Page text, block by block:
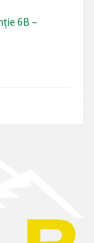
6B –